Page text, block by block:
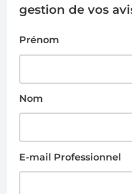
gestion de vos
Prénom
Nom
E-mail Professionnel